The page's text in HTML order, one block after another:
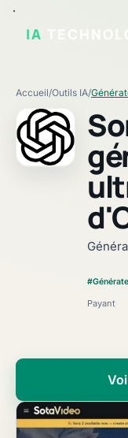
IA
Accueil/Outils IA/
Fiche
Payant